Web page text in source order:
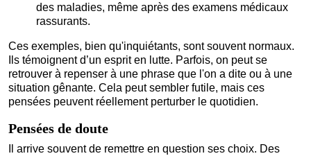
des maladies, même après des examens médicaux
rassurants.
Ces exemples, bien qu'inquiétants, sont souvent normaux.
Ils témoignent d’un esprit en lutte. Parfois, on peut se
retrouver à repenser à une phrase que l'on a dite ou à une
situation gênante. Cela peut sembler futile, mais ces
pensées peuvent réellement perturber le quotidien.
Pensées de doute
Il arrive souvent de remettre en question ses choix. Des